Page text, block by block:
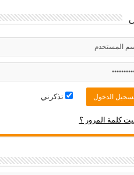
تذكرني
كلمة المرور ؟